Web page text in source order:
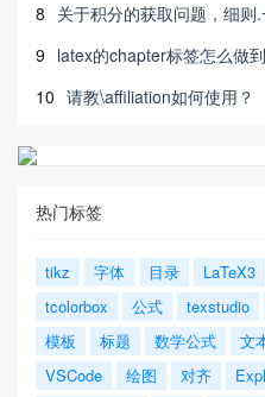
8 关于积分的获取问题，细则
9 latex的chapter标签怎么做
10 请教\affiliation如何使用？
热门标签
tikz 字体 目录 LaTeX3
tcolorbox
公式 texstudio
模板
标题 数学公式 文
VSCode
绘图 对齐